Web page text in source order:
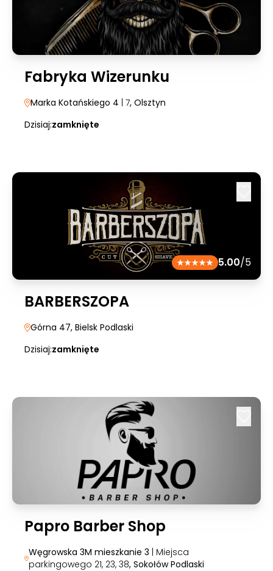
Fabryka Wizerunku
Marka Kotańskiego 4 | 7, Olsztyn
Dzisiaj:zamknięte
5.00/5
BARBERSZOPA
Górna 47, Bielsk Podlaski
Dzisiaj:zamknięte
Papro Barber Shop
Węgrowska 3M mieszkanie 3 | Miejsca
parkingowego 21, 23, 38, Sokołów Podlaski